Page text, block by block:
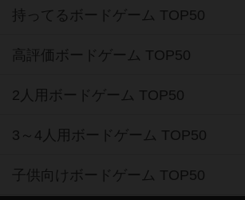
持ってるボードゲーム TOP50
高評価ボードゲーム TOP50
2人用ボードゲーム TOP50
3～4人用ボードゲーム TOP50
子供向けボードゲーム TOP50